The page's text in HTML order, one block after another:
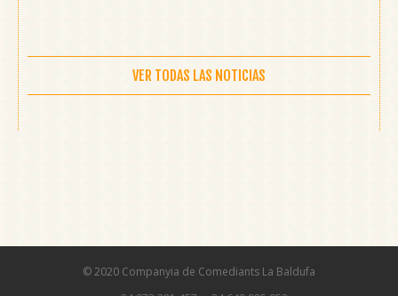
VER TODAS LAS NOTICIAS
© 2020 Companyia de Comediants La Baldufa